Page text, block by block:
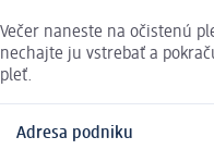
Večer naneste na očistenú
nechajte ju vstrebať a
pleť.
Adresa podniku